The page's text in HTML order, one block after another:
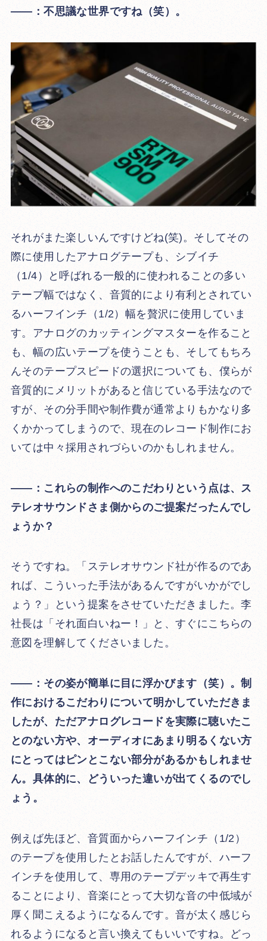
――：不思議な世界ですね（笑）。
それがまた楽しいんですけどね(笑)。そしてその
際に使用したアナログテープも、シブイチ
（1/4）と呼ばれる一般的に使われることの多い
テープ幅ではなく、音質的により有利とされてい
るハーフインチ（1/2）幅を贅沢に使用していま
す。アナログのカッティングマスターを作ること
も、幅の広いテープを使うことも、そしてもちろ
んそのテープスピードの選択についても、僕らが
音質的にメリットがあると信じている手法なので
すが、その分手間や制作費が通常よりもかなり多
くかかってしまうので、現在のレコード制作にお
いては中々採用されづらいのかもしれません。
――：これらの制作へのこだわりという点は、ス
テレオサウンドさま側からのご提案だったんでし
ょうか？
そうですね。「ステレオサウンド社が作るのであ
れば、こういった手法があるんですがいかがでし
ょう？」という提案をさせていただきました。李
社長は「それ面白いねー！」と、すぐにこちらの
意図を理解してくださいました。
――：その姿が簡単に目に浮かびます（笑）。制
作におけるこだわりについて明かしていただきま
したが、ただアナログレコードを実際に聴いたこ
とのない方や、オーディオにあまり明るくない方
にとってはピンとこない部分があるかもしれませ
ん。具体的に、どういった違いが出てくるのでし
ょう。
例えば先ほど、音質面からハーフインチ（1/2）
のテープを使用したとお話したんですが、ハーフ
インチを使用して、専用のテープデッキで再生す
ることにより、音楽にとって大切な音の中低域が
厚く聞こえるようになるんです。音が太く感じら
れるようになると言い換えてもいいですね。どっ